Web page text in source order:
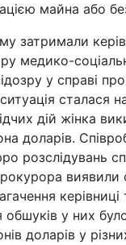
майна або
затримали
медико-
у справі
сталася
дій жінка
доларів.
розслідувань
виявили
керівниці
обшуків у них
доларів у